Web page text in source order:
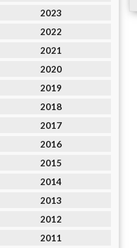
2023
2022
2021
2020
2019
2018
2017
2016
2015
2014
2013
2012
2011